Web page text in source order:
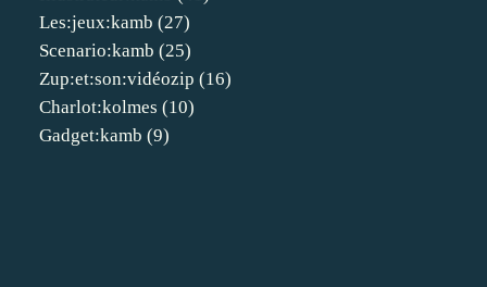
Les:jeux:kamb (27)
Scenario:kamb (25)
Zup:et:son:vidéozip (16)
Charlot:kolmes (10)
Gadget:kamb (9)